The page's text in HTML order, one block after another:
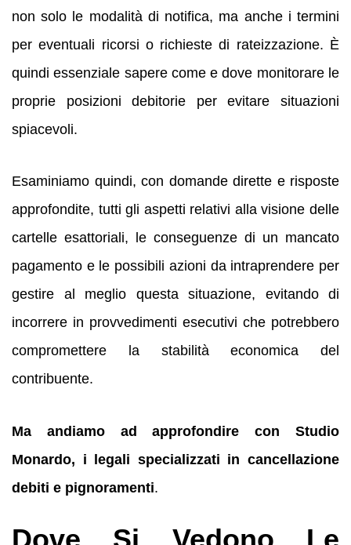
non solo le modalità di notifica, ma anche i termini
per eventuali ricorsi o richieste di rateizzazione. È
quindi essenziale sapere come e dove monitorare le
proprie posizioni debitorie per evitare situazioni
spiacevoli.
Esaminiamo quindi, con domande dirette e risposte
approfondite, tutti gli aspetti relativi alla visione delle
cartelle esattoriali, le conseguenze di un mancato
pagamento e le possibili azioni da intraprendere per
gestire al meglio questa situazione, evitando di
incorrere in provvedimenti esecutivi che potrebbero
compromettere la stabilità economica del
contribuente.
Ma andiamo ad approfondire con Studio
Monardo, i legali specializzati in cancellazione
debiti e pignoramenti.